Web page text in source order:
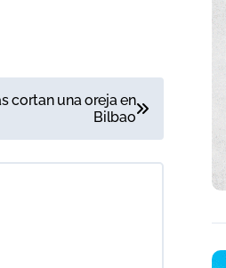
cortan una oreja en
Bilbao